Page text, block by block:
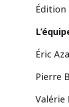
Édition
Éric
Pierre
Valérie